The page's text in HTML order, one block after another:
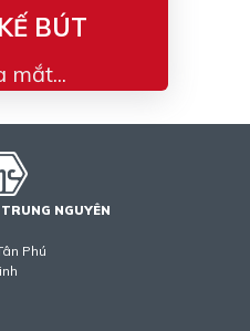
BÚT
mắt...
NGUYÊN
Phú